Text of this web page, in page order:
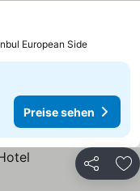
sehen
European Side
Preise sehen
Teilen